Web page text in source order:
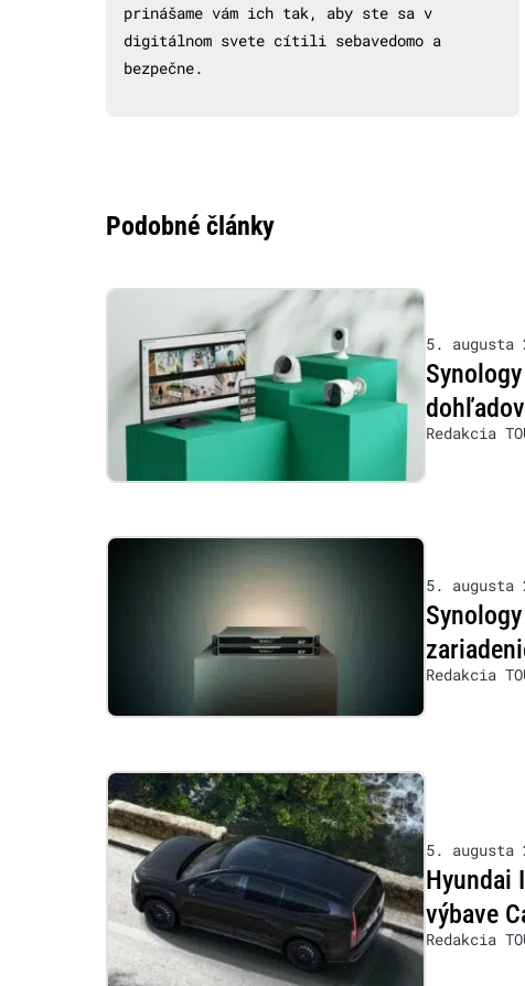
prinášame vám ich tak, aby ste sa v
digitálnom svete cítili sebavedomo a
bezpečne.
Podobné články
5. augusta
Redakcia
5. augusta
Redakcia
5. augusta
Hyundai
výbave
Redakcia